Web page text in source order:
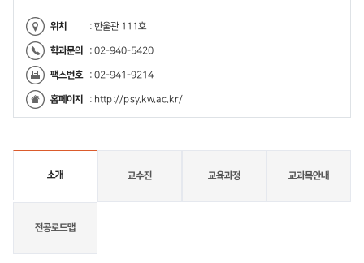
위치 : 한울관 111호
학과문의 : 02-940-5420
팩스번호 : 02-941-9214
홈페이지 : http://psy.kw.ac.kr/
소개 교수진 교육과정 교과목안내
전공로드맵